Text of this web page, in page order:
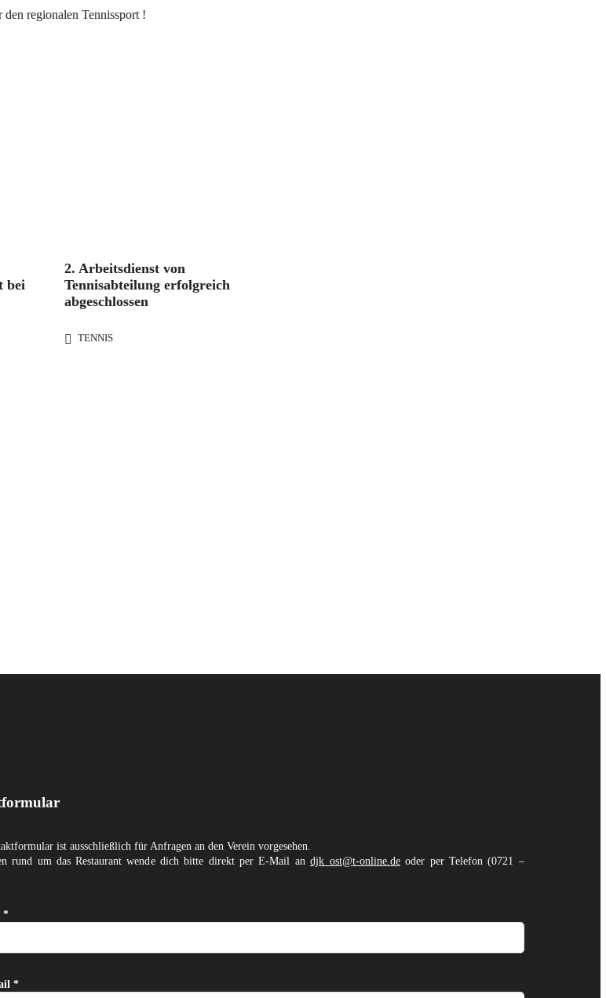
regionalen Tennissport !
bei
2. Arbeitsdienst von
Tennisabteilung erfolgreich
abgeschlossen
TENNIS
ist ausschließlich für Anfragen an den Verein vorgesehen.
rund um das Restaurant wende dich bitte direkt per E-Mail an djk_ost@t-online.deoder per Telefon (0721 –
*
*